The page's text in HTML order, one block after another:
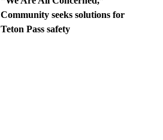
Community seeks solutions for
Teton Pass safety